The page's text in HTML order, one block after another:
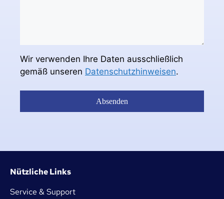
Wir verwenden Ihre Daten ausschließlich
gemäß unseren Datenschutzhinweisen.
Absenden
Nützliche Links
Service & Support